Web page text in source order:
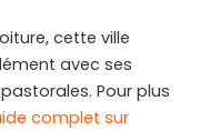
cette ville
avec ses
Pour plus
complet sur